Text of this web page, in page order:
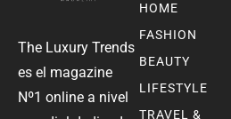
The Luxury Trends
es el magazine
Nº1 online a nivel
HOME
FASHION
BEAUTY
LIFESTYLE
TRAVEL &